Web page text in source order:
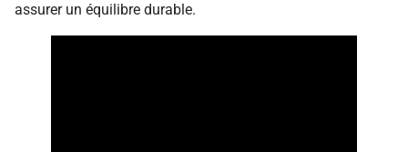
assurer un équilibre durable.